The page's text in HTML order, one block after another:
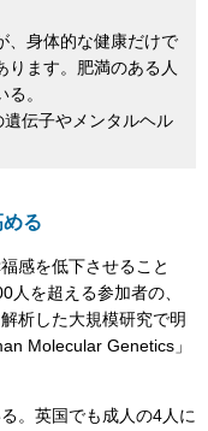
、身体的な健康だけで
ります。肥満のある人
。
伝子やメンタルヘル
る
感を低下させること
を超える参加者の、
析した大規模研究で明
Molecular Genetics」
。英国でも成人の4人に